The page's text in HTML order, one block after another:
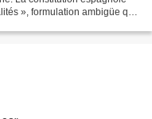
», formulation ambigüe qui